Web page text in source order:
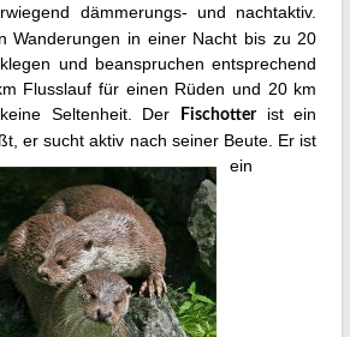
dämmerungs- und nachtaktiv.
Wanderungen in einer Nacht bis zu 20
und beanspruchen entsprechend
Flusslauf für einen Rüden und 20 km
Seltenheit. Der
Fischotterist ein
ersucht aktiv nach seiner Beute. Er ist
ein